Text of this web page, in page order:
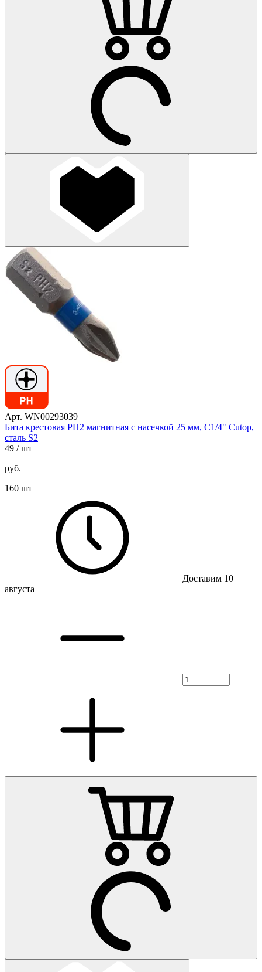
Арт. WN00293039
Бита крестовая PH2 магнитная с насечкой 25 мм, C1/4" Cutop,
сталь S2
49 / шт
руб.
160 шт
Доставим 10
августа